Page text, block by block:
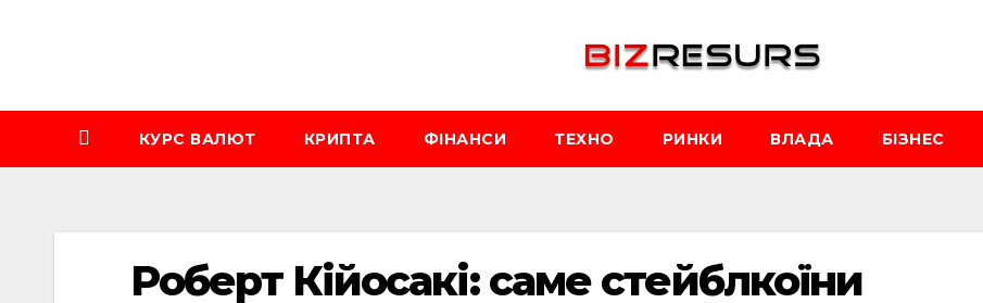
КУРС ВАЛЮТ КРИПТА ФІНАНСИ ТЕХНО РИНКИ ВЛАДА БІЗНЕС
Роберт Кійосакі: саме стейблкоїни